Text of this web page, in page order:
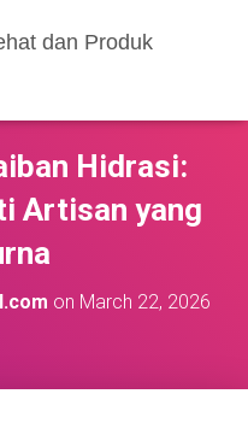
dan Produk
Hidrasi:
Artisan yang
on March 22, 2026